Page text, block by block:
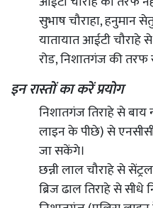
सुभाष चौराहा, हनुमान
यातायात आईटी चौराहे
रोड, निशातगंज की तरफ
इन रास्तों का करें प्रयोग
निशातगंज तिराहे से
लाइन के पीछे) से
जा सकेंगे।
छन्नी लाल चौराहे से
ब्रिज ढाल तिराहे से सीधे